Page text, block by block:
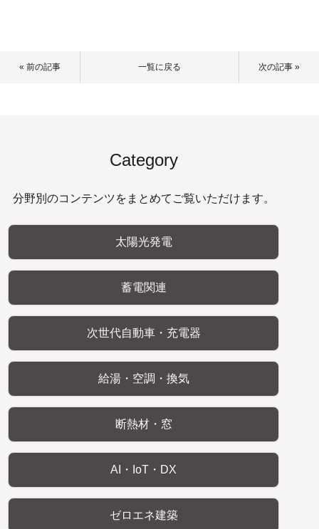
« 前の記事 一覧に戻る 次の記事 »
Category
分野別のコンテンツをまとめてご覧いただけます。
太陽光発電
蓄電関連
次世代自動車・充電器
給湯・空調・換気
断熱材・窓
AI・IoT・DX
ゼロエネ建築